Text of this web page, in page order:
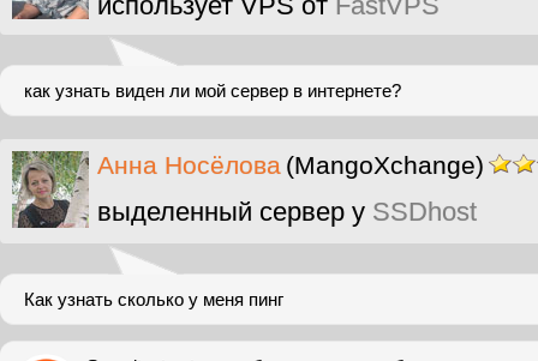
как узнать виден ли мой сервер в интернете?
Анна Носёлова (MangoXchange)
выделенный сервер у SSDhost
Как узнать сколько у меня пинг